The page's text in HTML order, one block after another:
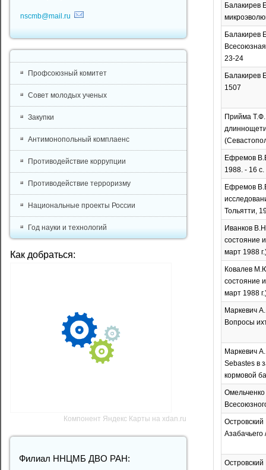
Балакирев
Балакирев
23-24
Балакирев
1507
Прийма
Ефремов
1988. - 16
Ефремов
Тольятти,
Иванков
состояние
март 1988
Ковалев
состояние
март 1988
Маркевич
Вопросы
Маркевич
Sebastes в
кормовой
Азабачьего
nscmb@mail.ru
Профсоюзный комитет
Совет молодых ученых
Закупки
Антимонопольный комплаенс
Противодействие коррупции
Противодействие терроризму
Национальные проекты России
Год науки и технологий
Как добраться:
Компонент Яндекс Карты на xdan.ru
Филиал ННЦМБ ДВО РАН: